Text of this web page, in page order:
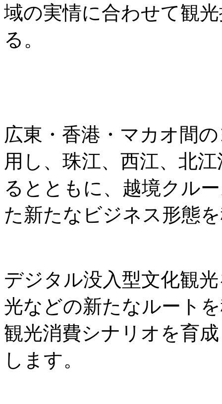
域の実情に合わせて観
る。
広東・香港・マカオ間
用し、珠江、西江、北
るとともに、越境クル
た新たなビジネス形態
デジタル没入型文化観
光などの新たなルート
観光消費シナリオを育
します。